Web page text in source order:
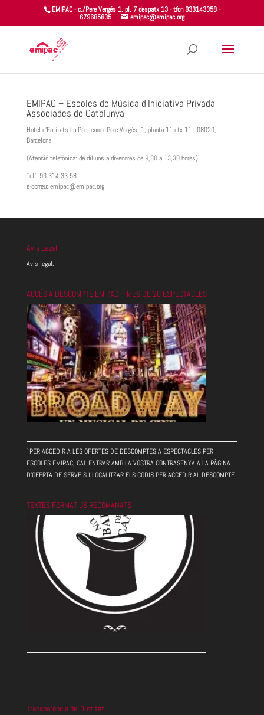
EMIPAC - c./Pere Vergés 1. pl. 7 despatx 13 - tfon 933143358 -
679685835
emipac@emipac.org
EMIPAC – Escoles de Música d’Iniciativa Privada
Associades de Catalunya
Hotel d’Entitats La Pau, carrer Pere Vergés, 1, planta 11 dtx 11 08020,
Barcelona
(Atenció telefònica: de dilluns a divendres de 9,30 a 13,30 hores)
Telf. 93 314 33 58
e-correu: emipac@emipac.org
Avis Legal
Avis legal.
ACCÉS A DESCOMPTE EMIPAC – MES DE 20 ESPECTACLES
`PER ACCEDIR A LES OFERTES DE DESCOMPTES A ESPECTACLES PER
ESCOLES EMIPAC, CAL ENTRAR AMB LA VOSTRA CONTRASENYA A LA PÀGINA
D'OFERTA DE SERVEIS I LOCALITZAR ELS CODIS PER ACCEDIR AL DESCOMPTE.
TEXTES FORMATIUS RECOMANATS
Transparència de l’Entitat